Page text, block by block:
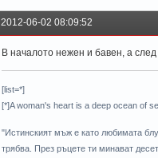
2012-06-02 08:09:52
В началото нежен и бавен, а след
[list=*]
[*]A woman's heart is a deep ocean of
"Истинският мъж е като любимата
трябва. През ръцете ти минават